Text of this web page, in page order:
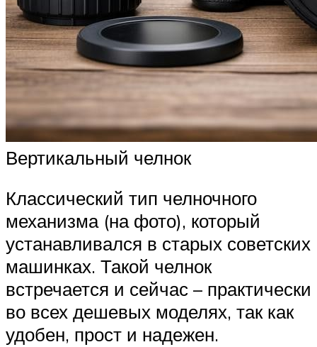
Вертикальный челнок
Классический тип челночного
механизма (на фото), который
устанавливался в старых советских
машинках. Такой челнок
встречается и сейчас – практически
во всех дешевых моделях, так как
удобен, прост и надежен.